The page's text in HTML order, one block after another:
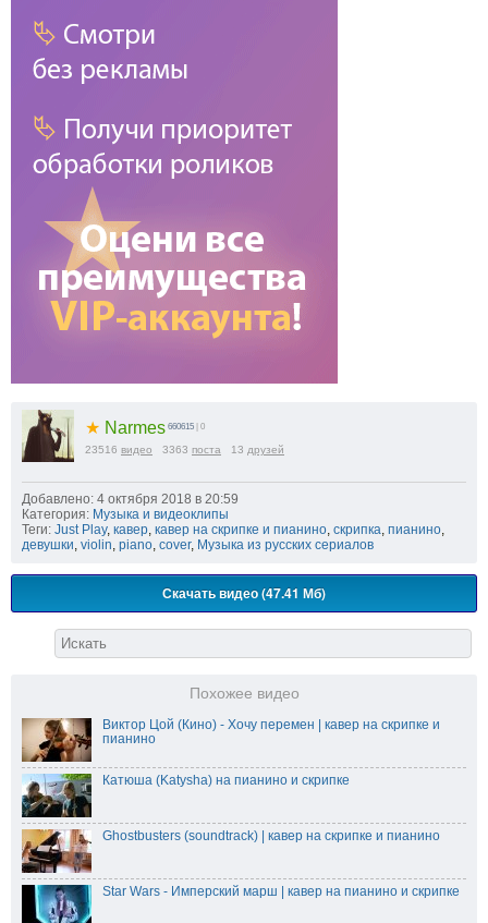
★ Narmes 660615 | 0
23516 видео 3363 поста 13 друзей
Добавлено: 4 октября 2018 в 20:59
Категория: Музыка и видеоклипы
Теги: Just Play, кавер, кавер на скрипке и пианино, скрипка, пианино,
девушки, violin, piano, cover, Музыка из русских сериалов
Скачать видео (47.41 Мб)
Похожее видео
Виктор Цой (Кино) - Хочу перемен | кавер на скрипке и
пианино
Катюша (Katysha) на пианино и скрипке
Ghostbusters (soundtrack) | кавер на скрипке и пианино
Star Wars - Имперский марш | кавер на пианино и скрипке